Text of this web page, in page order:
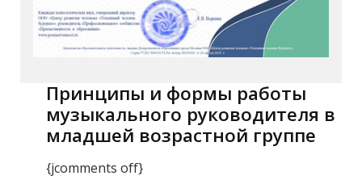
Принципы и формы работы
музыкального руководителя в
младшей возрастной группе
{jcomments off}